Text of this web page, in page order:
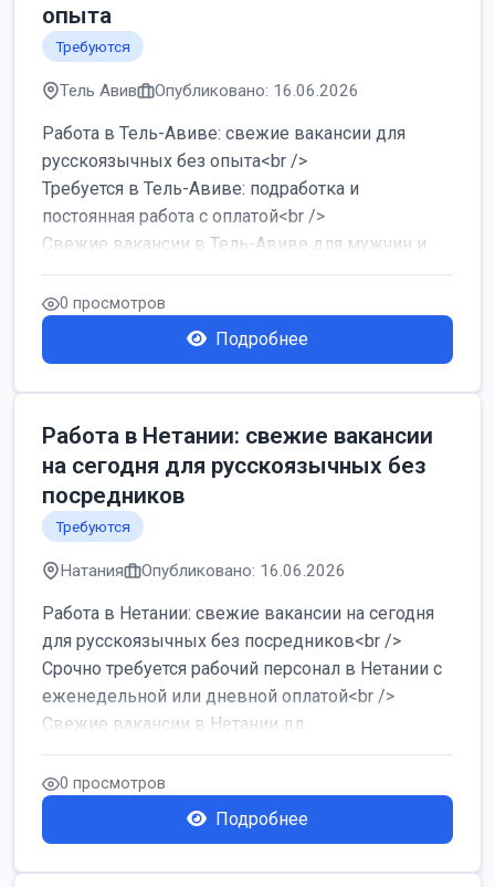
опыта
Требуются
Тель Авив Опубликовано: 16.06.2026
Работа в Тель-Авиве: свежие вакансии для
русскоязычных без опыта<br />
Требуется в Тель-Авиве: подработка и
постоянная работа с оплатой<br />
Свежие вакансии в Тель-Авиве для мужчин и
женщин от хозя...
0 просмотров
Подробнее
Работа в Нетании: свежие вакансии
на сегодня для русскоязычных без
посредников
Требуются
Натания Опубликовано: 16.06.2026
Работа в Нетании: свежие вакансии на сегодня
для русскоязычных без посредников<br />
Срочно требуется рабочий персонал в Нетании с
еженедельной или дневной оплатой<br />
Свежие вакансии в Нетании дл...
0 просмотров
Подробнее